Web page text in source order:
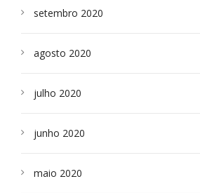
setembro 2020
agosto 2020
julho 2020
junho 2020
maio 2020